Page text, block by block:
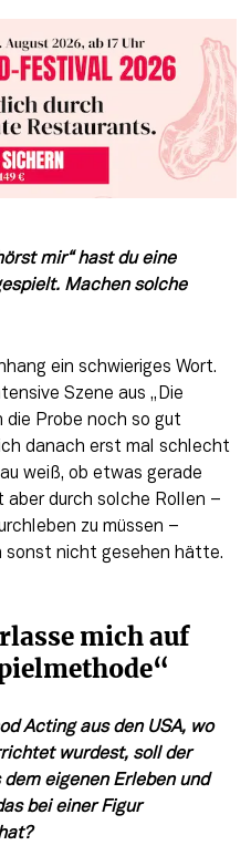
mir“ hast du eine
Machen solche
ein schwieriges Wort.
Szene aus „Die
die Probe noch so gut
danach erst mal schlecht
weiß, ob etwas gerade
durch solche Rollen –
zu müssen –
sonst nicht gesehen hätte.
mich auf
Acting aus den USA, wo
wurdest, soll der
eigenen Erleben und
bei einer Figur